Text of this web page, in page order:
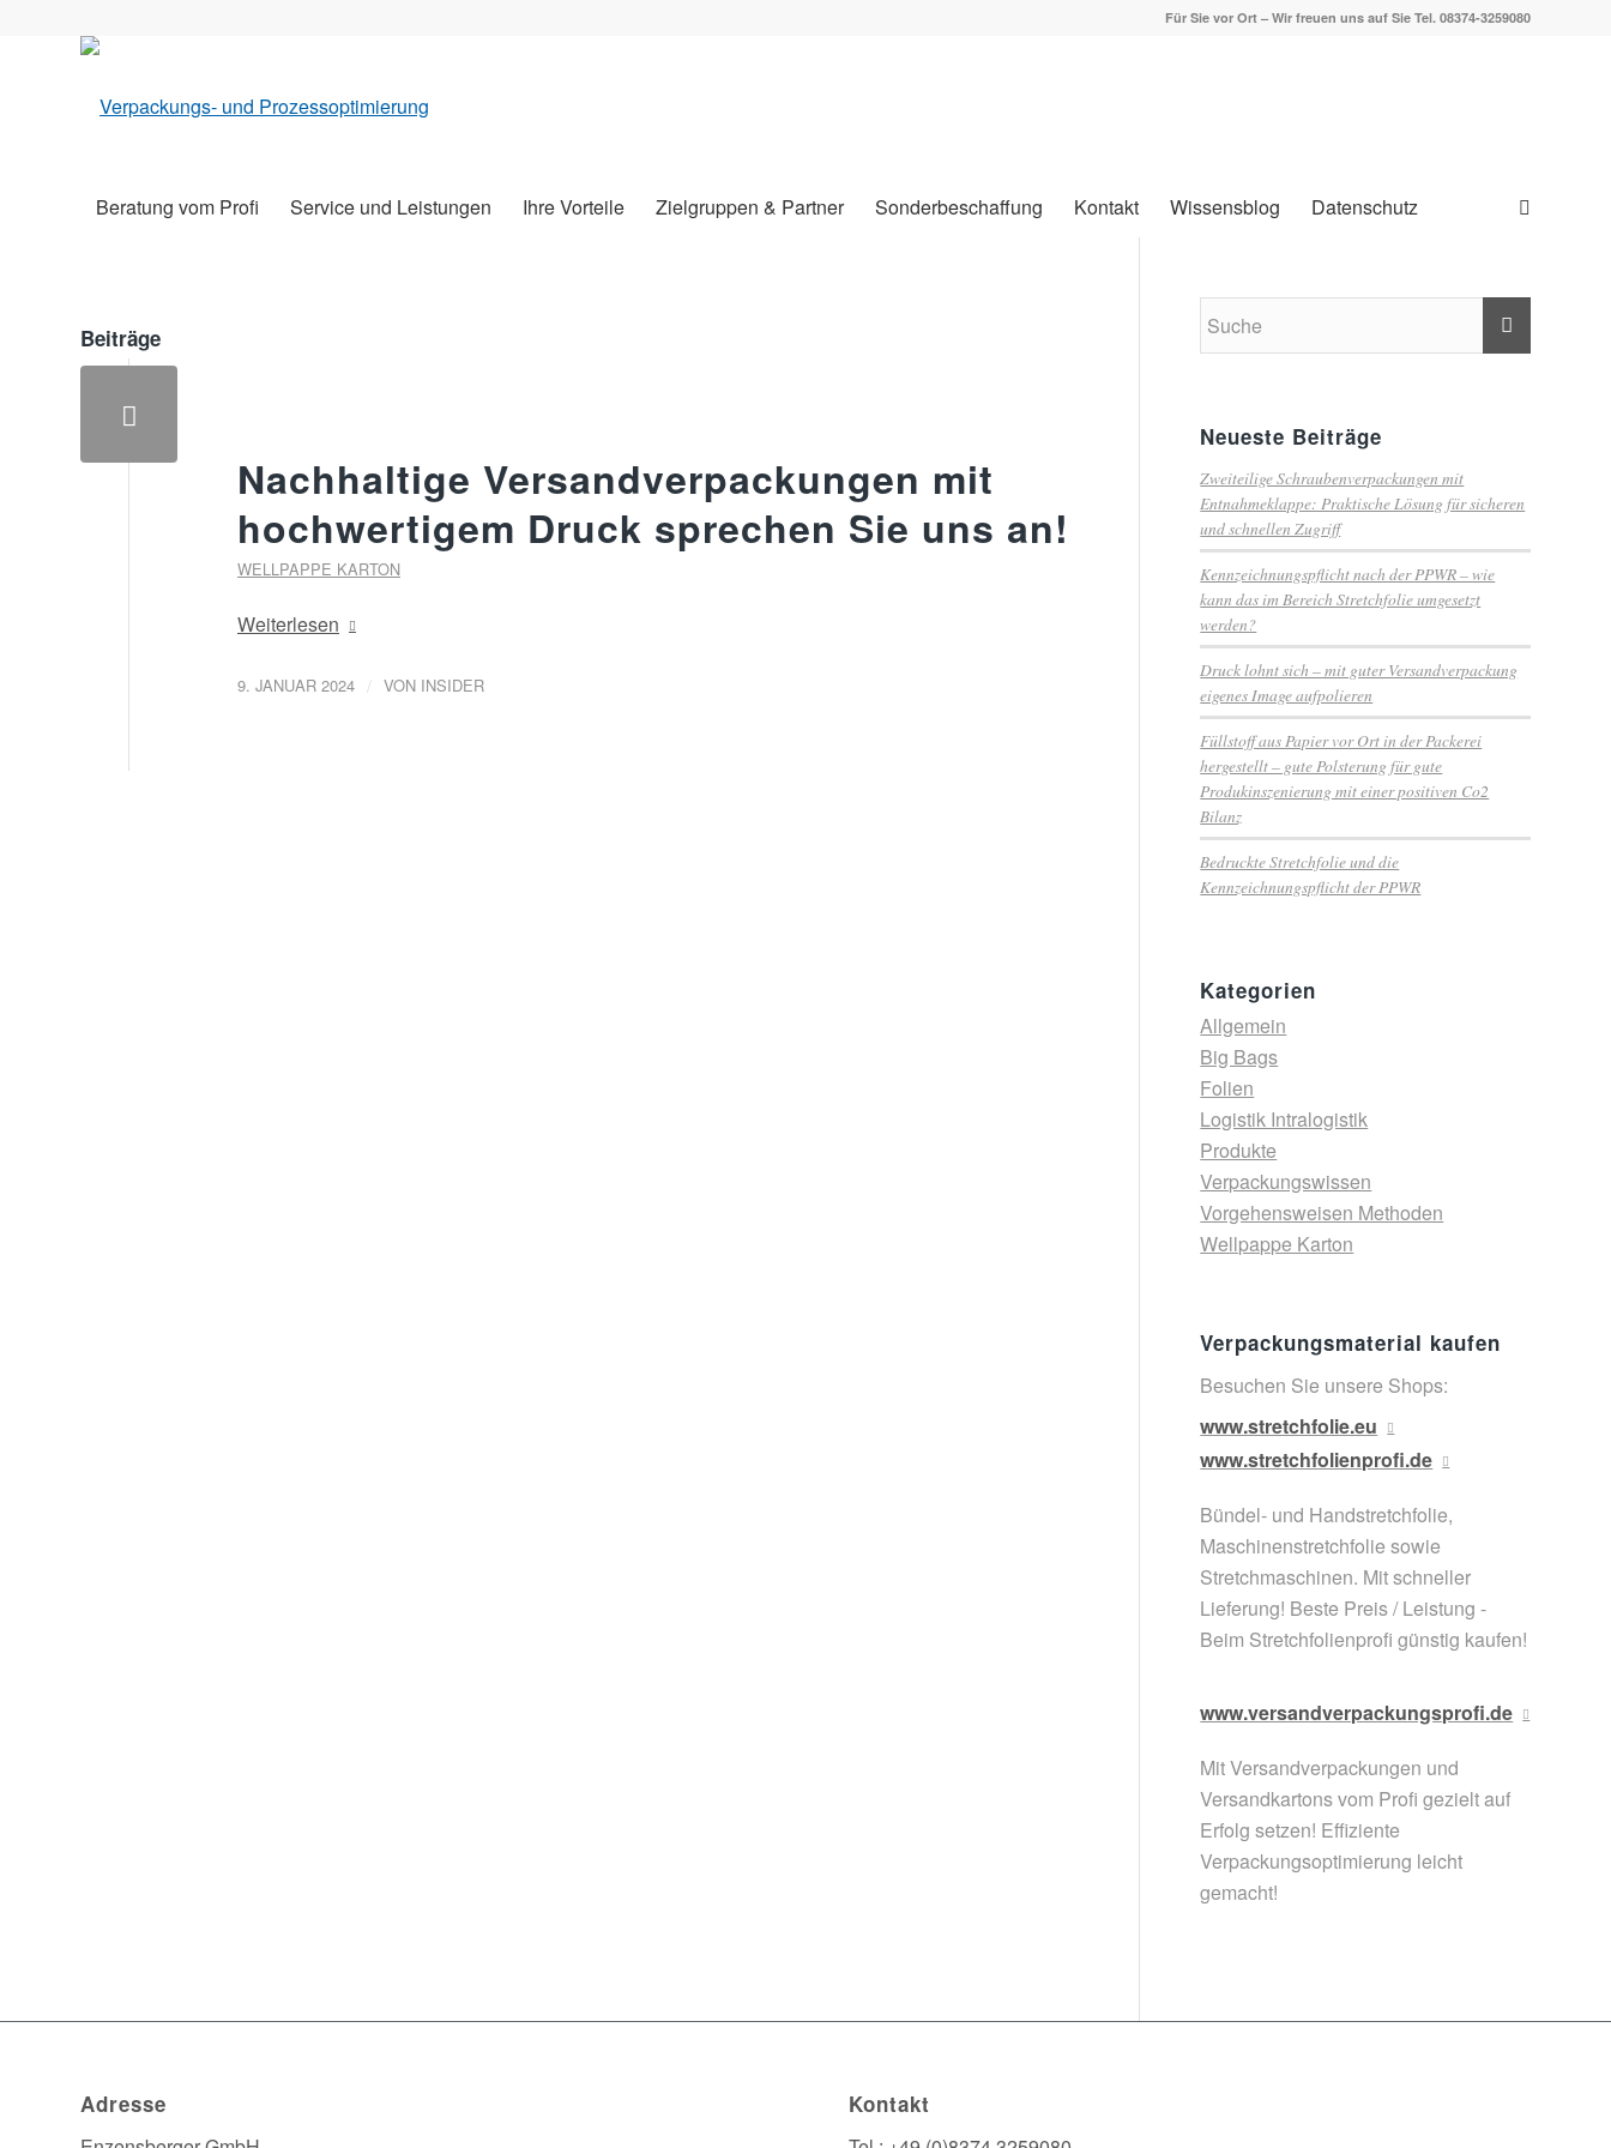
Für Sie vor Ort – Wir freuen uns auf Sie Tel. 08374-3259080
Beratung vom Profi Service und Leistungen Ihre Vorteile Zielgruppen & Partner Sonderbeschaffung Kontakt Wissensblog Datenschutz
Beiträge
Nachhaltige Versandverpackungen mit
hochwertigem Druck sprechen Sie uns an!
WELLPAPPE KARTON
Weiterlesen
9. JANUAR 2024 / VON INSIDER
Neueste Beiträge
Zweiteilige Schraubenverpackungen mit
Entnahmeklappe: Praktische Lösung für sicheren
und schnellen Zugriff
Kennzeichnungspflicht nach der PPWR – wie
kann das im Bereich Stretchfolie umgesetzt
werden?
Druck lohnt sich – mit guter Versandverpackung
eigenes Image aufpolieren
Füllstoff aus Papier vor Ort in der Packerei
hergestellt – gute Polsterung für gute
Produkinszenierung mit einer positiven Co2
Bilanz
Bedruckte Stretchfolie und die
Kennzeichnungspflicht der PPWR
Kategorien
Allgemein
Big Bags
Folien
Logistik Intralogistik
Produkte
Verpackungswissen
Vorgehensweisen Methoden
Wellpappe Karton
Verpackungsmaterial kaufen
Besuchen Sie unsere Shops:
www.stretchfolie.eu
www.stretchfolienprofi.de
Bündel- und Handstretchfolie,
Maschinenstretchfolie sowie
Stretchmaschinen. Mit schneller
Lieferung! Beste Preis / Leistung -
Beim Stretchfolienprofi günstig kaufen!
www.versandverpackungsprofi.de
Mit Versandverpackungen und
Versandkartons vom Profi gezielt auf
Erfolg setzen! Effiziente
Verpackungsoptimierung leicht
gemacht!
Adresse Kontakt